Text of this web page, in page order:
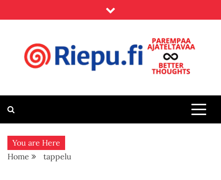
to
Riepu.fi
You are Here
Home
tappelu